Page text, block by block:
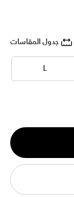
جدول المقاسات
L
L